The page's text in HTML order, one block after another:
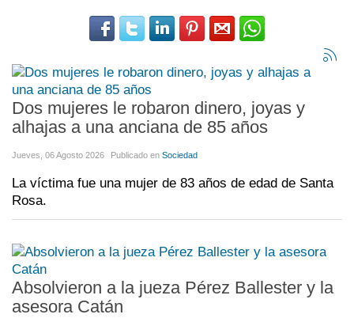
Dos mujeres le robaron dinero, joyas y
alhajas a una anciana de 85 años
Jueves, 06 Agosto 2026 Publicado en Sociedad
La víctima fue una mujer de 83 años de edad de Santa
Rosa.
Absolvieron a la jueza Pérez Ballester y la
asesora Catán